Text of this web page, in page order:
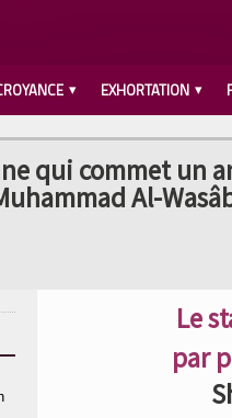
EXHORTATION
qui commet un
Al-
Le
par